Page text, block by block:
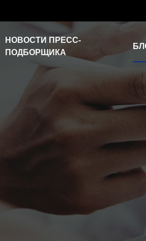
НОВОСТИ ПРЕСС-
ПОДБОРЩИКА